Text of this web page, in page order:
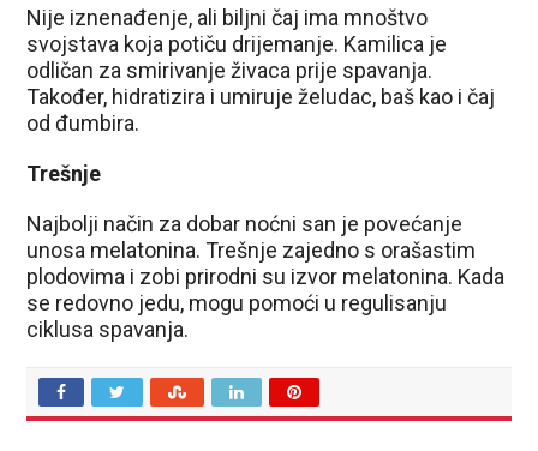
Nije iznenađenje, ali biljni čaj ima mnoštvo
svojstava koja potiču drijemanje. Kamilica je
odličan za smirivanje živaca prije spavanja.
Također, hidratizira i umiruje želudac, baš kao i čaj
od đumbira.
Trešnje
Najbolji način za dobar noćni san je povećanje
unosa melatonina. Trešnje zajedno s orašastim
plodovima i zobi prirodni su izvor melatonina. Kada
se redovno jedu, mogu pomoći u regulisanju
ciklusa spavanja.